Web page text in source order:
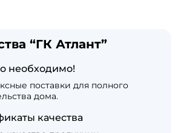
“ГК Атлант”
необходимо!
поставки для полного
дома.
качества